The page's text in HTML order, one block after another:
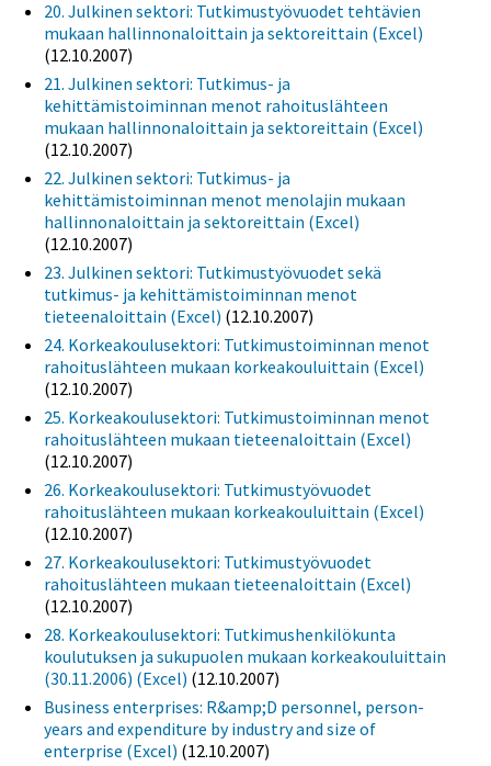
20. Julkinen sektori: Tutkimustyövuodet tehtävien
mukaan hallinnonaloittain ja sektoreittain (Excel)
(12.10.2007)
21. Julkinen sektori: Tutkimus- ja
kehittämistoiminnan menot rahoituslähteen
mukaan hallinnonaloittain ja sektoreittain (Excel)
(12.10.2007)
22. Julkinen sektori: Tutkimus- ja
kehittämistoiminnan menot menolajin mukaan
hallinnonaloittain ja sektoreittain (Excel)
(12.10.2007)
23. Julkinen sektori: Tutkimustyövuodet sekä
tutkimus- ja kehittämistoiminnan menot
tieteenaloittain (Excel) (12.10.2007)
24. Korkeakoulusektori: Tutkimustoiminnan menot
rahoituslähteen mukaan korkeakouluittain (Excel)
(12.10.2007)
25. Korkeakoulusektori: Tutkimustoiminnan menot
rahoituslähteen mukaan tieteenaloittain (Excel)
(12.10.2007)
26. Korkeakoulusektori: Tutkimustyövuodet
rahoituslähteen mukaan korkeakouluittain (Excel)
(12.10.2007)
27. Korkeakoulusektori: Tutkimustyövuodet
rahoituslähteen mukaan tieteenaloittain (Excel)
(12.10.2007)
28. Korkeakoulusektori: Tutkimushenkilökunta
koulutuksen ja sukupuolen mukaan korkeakouluittain
(30.11.2006) (Excel) (12.10.2007)
Business enterprises: R&amp;D personnel, person-
years and expenditure by industry and size of
enterprise (Excel) (12.10.2007)